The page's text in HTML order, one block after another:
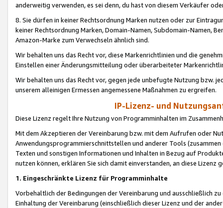
anderweitig verwenden, es sei denn, du hast von diesem Verkäufer
8. Sie dürfen in keiner Rechtsordnung Marken nutzen oder zur
keiner Rechtsordnung Marken, Domain-Namen, Subdomain-Namen,
Amazon-Marke zum Verwechseln ähnlich sind.
Wir behalten uns das Recht vor, diese Markenrichtlinien und die
Einstellen einer Änderungsmitteilung oder überarbeiteter
Wir behalten uns das Recht vor, gegen jede unbefugte Nutzung bzw.
unserem alleinigen Ermessen angemessene Maßnahmen zu ergreifen.
IP-Lizenz- und
Diese Lizenz regelt Ihre Nutzung von Programminhalten im
Mit dem Akzeptieren der Vereinbarung bzw. mit dem Aufrufen oder
Anwendungsprogrammierschnittstellen und anderer Tools (zusammen
Texten und sonstigen Informationen und Inhalten in Bezug auf
nutzen können, erklären Sie sich damit einverstanden, an diese Lizenz
1. Eingeschränkte Lizenz für Programminhalte
Vorbehaltlich der Bedingungen der Vereinbarung und ausschließlich
Einhaltung der Vereinbarung (einschließlich dieser Lizenz und der